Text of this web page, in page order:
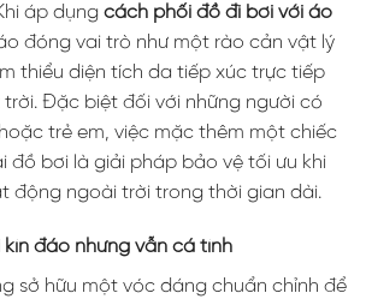
áp dụng cách phối đồ đi bơi với áo
đóng vai trò như một rào cản vật lý
thiểu diện tích da tiếp xúc trực tiếp
Đặc biệt đối với những người có
trẻ em, việc mặc thêm một chiếc
đồ bơi là giải pháp bảo vệ tối ưu khi
động ngoài trời trong thời gian dài.
đáo nhưng vẫn cá tính
sở hữu một vóc dáng chuẩn chỉnh để